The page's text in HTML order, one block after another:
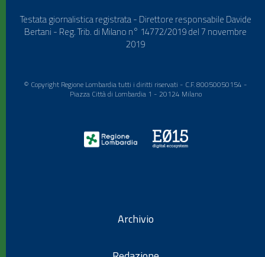
Testata giornalistica registrata - Direttore responsabile Davide
Bertani - Reg. Trib. di Milano n° 14772/2019 del 7 novembre
2019
© Copyright Regione Lombardia tutti i diritti riservati - C.F. 80050050154 -
Piazza Città di Lombardia 1 - 20124 Milano
Archivio